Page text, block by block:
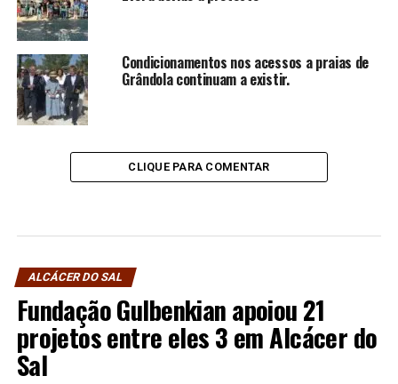
Condicionamentos nos acessos a praias de
Grândola continuam a existir.
CLIQUE PARA COMENTAR
ALCÁCER DO SAL
Fundação Gulbenkian apoiou 21
projetos entre eles 3 em Alcácer do
Sal